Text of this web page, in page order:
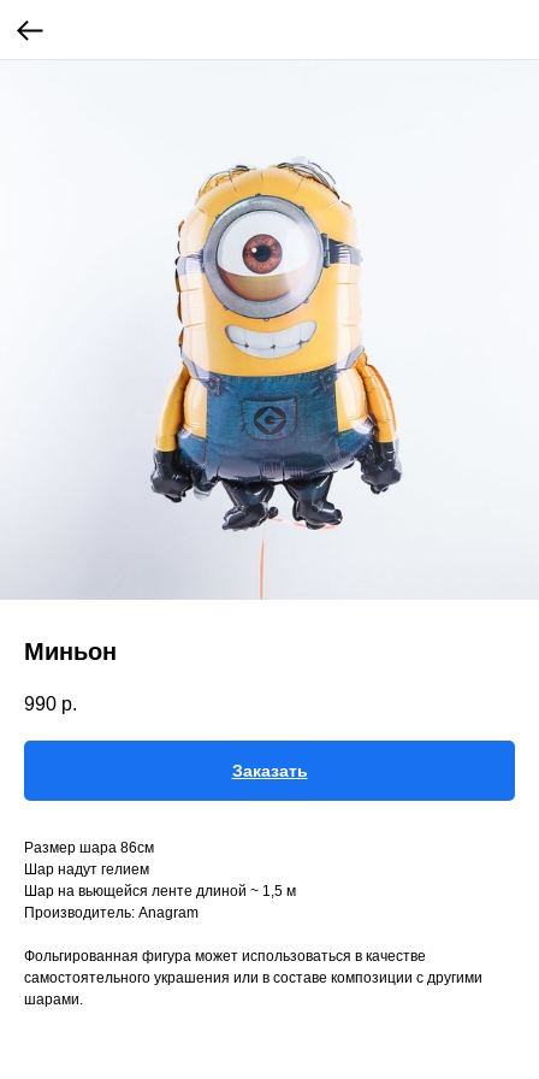
Миньон
990 р.
Заказать
Размер шара 86см
Шар надут гелием
Шар на вьющейся ленте длиной ~ 1,5 м
Производитель: Anagram
Фольгированная фигура может использоваться в качестве
самостоятельного украшения или в составе композиции с другими
шарами.